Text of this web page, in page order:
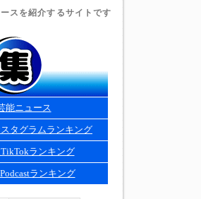
スを紹介するサイトです
能ニュース
タグラムランキング
ランキング
ランキング